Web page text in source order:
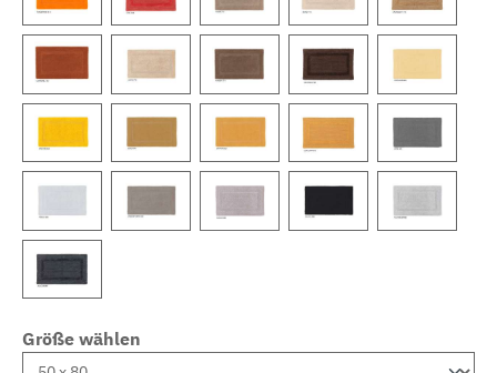
Größe wählen